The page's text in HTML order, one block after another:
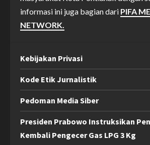
informasi ini juga bagian dari PIFA
NETWORK.
Kebijakan Privasi
Kode Etik Jurnalistik
Pedoman Media Siber
Presiden Prabowo Instruksikan
Kembali Pengecer Gas LPG 3 Kg